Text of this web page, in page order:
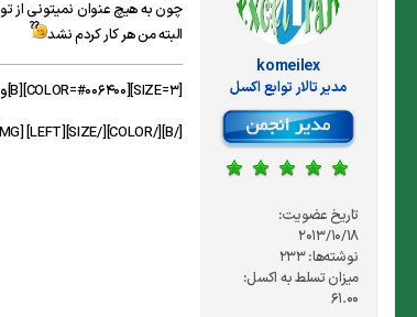
komeilex
مدير تالار توابع اكسل
تاریخ عضویت:
2013/10/18
نوشته‌ها:233
میزان تسلط به اکسل:
61.00
چون به هیچ عنوان نمیتونی از
البته من هر کار کردم نشد
[SIZE=3][COLOR=#006400][B]وقتی خدا مشکلت رو حل میکنه به تواناییش ایمان داری و وقتی مشکلت رو حل نمی کنه بدون که به تواناییت ایمان داره...
[/B][/COLOR][/SIZE][LEFT] [IMG]http://s5.picofile.com/file/8119323192/Untitled.gif[/IMG][/LEFT]